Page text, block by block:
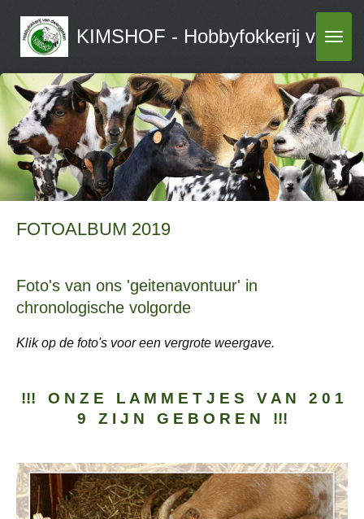
Ga
direct
de
hoofdinhoud
KIMSHOF - Hobbyfokkerij van
FOTOALBUM 2019
Foto's van ons 'geitenavontuur' in
chronologische volgorde
Klik op de foto's voor een vergrote weergave.
!!! O N Z E L A M M E T J E S V A N 2 0 1
9 Z I J N G E B O R E N !!!